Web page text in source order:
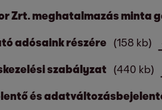
Zrt. meghatalmazás minta
adósaink részére (158 kb)
szabályzat (440 kb)
és